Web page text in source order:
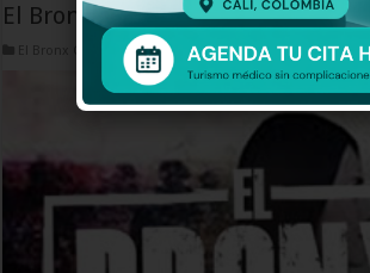
El Bronx Capitulo 45
El Bronx Capitulos